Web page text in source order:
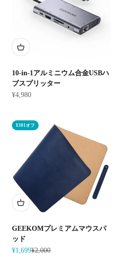
10-in-1アルミニウム合金USBハ
ブスプリッター
セール価格
¥4,980
¥301オフ
GEEKOMプレミアムマウスパ
ッド
セール価格
¥1,699通常価格
¥2,000